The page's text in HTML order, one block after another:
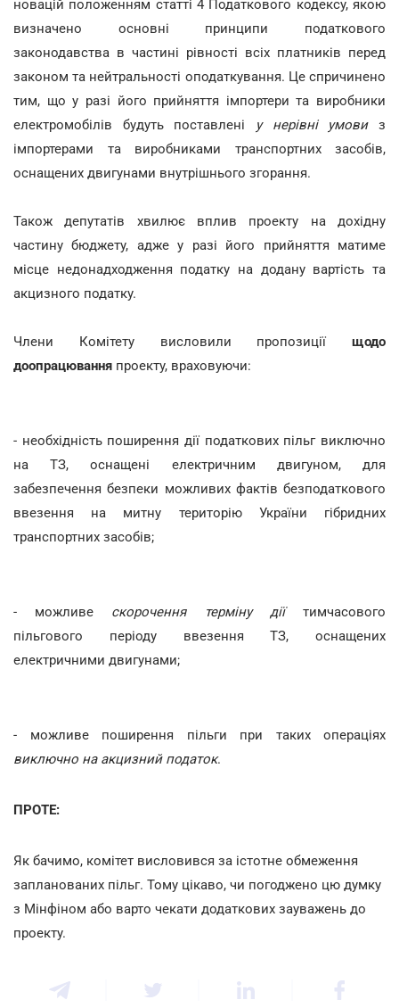
новацій положенням статті 4 Податкового кодексу, якою
визначено основні принципи податкового
законодавства в частині рівності всіх платників перед
законом та нейтральності оподаткування. Це спричинено
тим, що у разі його прийняття імпортери та виробники
електромобілів будуть поставлені
у нерівні умовиз
імпортерами та виробниками транспортних засобів,
оснащених двигунами внутрішнього згорання.
Також депутатів хвилює вплив проекту на дохідну
частину бюджету, адже у разі його прийняття матиме
місце недонадходження податку на додану вартість та
акцизного податку.
Члени Комітету висловили пропозиції щодо
доопрацювання проекту, враховуючи:
- необхідність поширення дії податкових пільг виключно
на ТЗ, оснащені електричним двигуном, для
забезпечення безпеки можливих фактів безподаткового
ввезення на митну територію України гібридних
транспортних засобів;
- можливе скорочення терміну діїтимчасового
пільгового періоду ввезення ТЗ, оснащених
електричними двигунами;
- можливе поширення пільги при таких операціях
виключно на акцизний податок.
ПРОТЕ:
Як бачимо, комітет висловився за істотне обмеження
запланованих пільг. Тому цікаво, чи погоджено цю думку
з Мінфіном або варто чекати додаткових зауважень до
проекту.